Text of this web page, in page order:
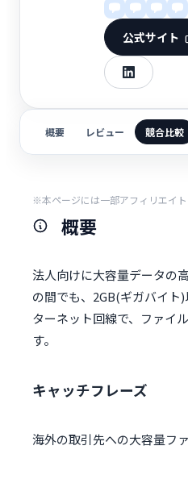
公式サイト
概要 レビュー 競合比較
※本ページには一部アフィリエイト
概要
法人向けに大容量データの
の間でも、2GB(ギガバイト
ターネット回線で、ファイ
す。
キャッチフレーズ
海外の取引先への大容量フ